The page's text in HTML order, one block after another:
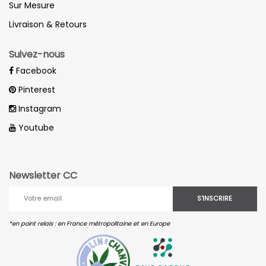
Sur Mesure
Livraison & Retours
Suivez-nous
Facebook
Pinterest
Instagram
Youtube
Newsletter CC
S'INSCRIRE
*en point relais : en France métropolitaine et en Europe